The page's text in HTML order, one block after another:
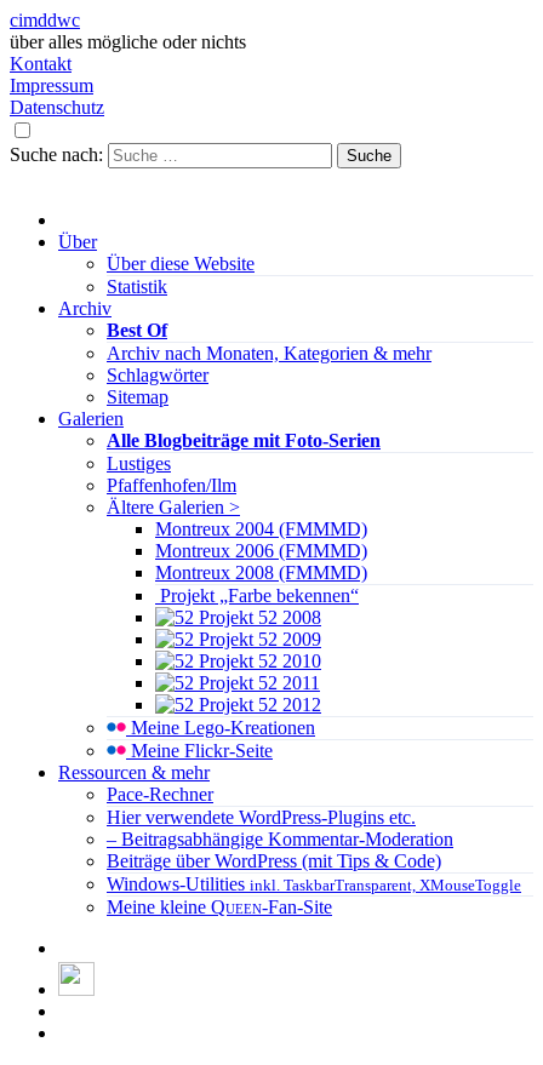
cimddwc
über alles mögliche oder nichts
Kontakt
Impressum
Datenschutz
Suche nach:
Über
Über diese Website
Statistik
Archiv
Best Of
Archiv nach Monaten, Kategorien & mehr
Schlagwörter
Sitemap
Galerien
Alle Blogbeiträge mit Foto-Serien
Lustiges
Pfaffenhofen/Ilm
Ältere Galerien >
Montreux 2004 (FMMMD)
Montreux 2006 (FMMMD)
Montreux 2008 (FMMMD)
Projekt „Farbe bekennen“
Projekt 52 2008
Projekt 52 2009
Projekt 52 2010
Projekt 52 2011
Projekt 52 2012
Meine Lego-Kreationen
Meine Flickr-Seite
Ressourcen & mehr
Pace-Rechner
Hier verwendete WordPress-Plugins etc.
– Beitragsabhängige Kommentar-Moderation
Beiträge über WordPress (mit Tips & Code)
Windows-Utilities inkl. TaskbarTransparent, XMouseToggle
Meine kleine Queen-Fan-Site